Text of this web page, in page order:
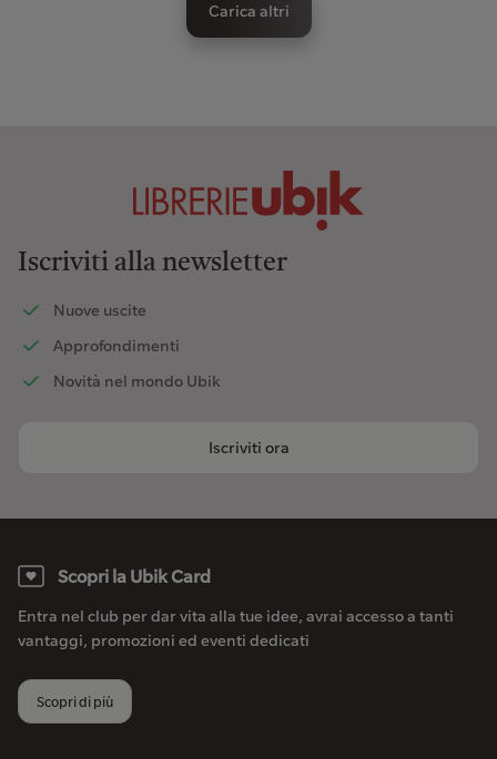
Carica altri
Iscriviti alla newsletter
Nuove uscite
Approfondimenti
Novità nel mondo Ubik
Iscriviti ora
Scopri la Ubik Card
Entra nel club per dar vita alla tue idee, avrai accesso a tanti
vantaggi, promozioni ed eventi dedicati
Scopri di più